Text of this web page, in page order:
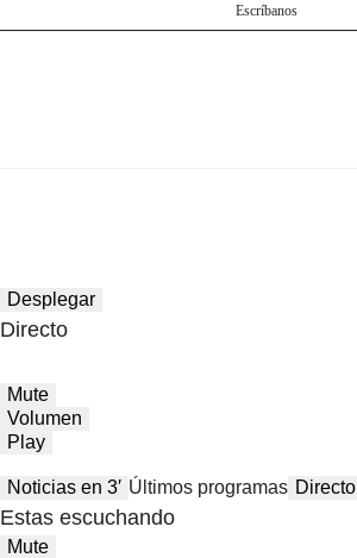
Escríbanos
Desplegar
Directo
Mute
Volumen
Play
Noticias en 3′ Últimos programas Directo
Estas escuchando
Mute